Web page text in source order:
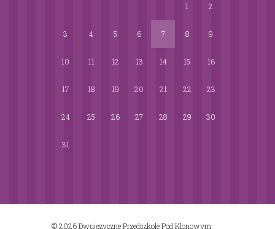
1 2
3 4 5 6 7 8 9
10 11 12 13 14 15 16
17 18 19 20 21 22 23
24 25 26 27 28 29 30
31
© 2026 Dwujęzyczne Przedszkole Pod Klonowym